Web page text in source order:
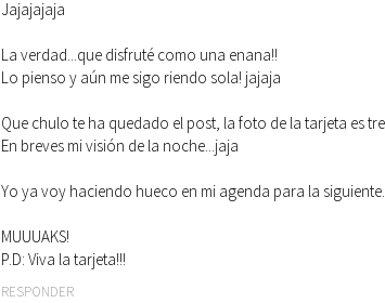
Jajajajaja
La verdad...que disfruté como una enana!!
Lo pienso y aún me sigo riendo sola! jajaja
Que chulo te ha quedado el post, la foto de la tarjeta es
En breves mi visión de la noche...jaja
Yo ya voy haciendo hueco en mi agenda para la
MUUUAKS!
P.D: Viva la tarjeta!!!
RESPONDER